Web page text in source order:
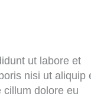
ut labore et
nisi ut aliquip
cillum dolore eu